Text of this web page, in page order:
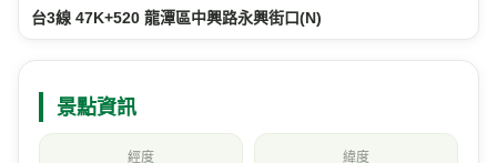
育之地，再走訪臨近的龍元宮、龍潭市場、龍
潭大池，原來龍潭的文學味比你想得還濃。